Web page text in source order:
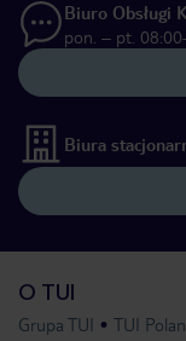
Biuro Obsługi
pon. – pt.
Biura
O TUI
Grupa TUI TUI